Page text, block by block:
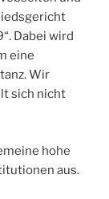
Dabei wird
eine
Wir
sich nicht
hohe
aus.